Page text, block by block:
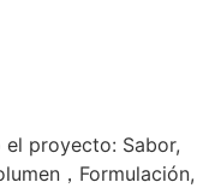
proyecto: Sabor,
，Formulación,